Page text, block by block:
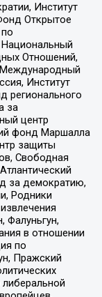
Институт
Открытое
Отношений,
Международный
Институт
регионального
за
центр
фонд Маршалла
защиты
Свободная
за демократию,
Родники
Фалуньгун,
в отношении
по
Пражский